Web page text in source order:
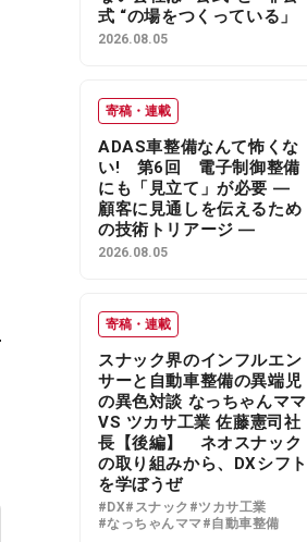
式 “の場をつくっている」
2026.08.05
寄稿・連載
ADAS車整備なんて怖くな
い! 第6回 電子制御整備
にも「見立て」が必要 ―
顧客に見通しを伝えるため
の技術トリアージ ―
2026.08.05
寄稿・連載
スナック界のインフルエン
サーと自動車整備の異端児
の異色対談 なっちゃんママ
VS ツカサ工業 佐藤憲司社
長【後編】 ネオスナック
の取り組みから、DXシフト
を学ぼうぜ
#DX#スナック #ツカサ工業
#なっちゃんママ#自動車整備